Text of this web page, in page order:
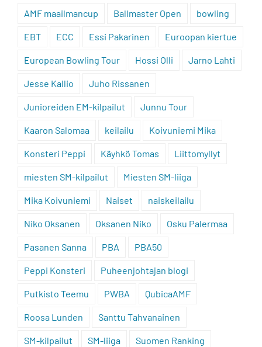
AMF maailmancup Ballmaster Open bowling
EBT ECC Essi Pakarinen Euroopan kiertue
European Bowling Tour Hossi Olli Jarno Lahti
Jesse Kallio Juho Rissanen
Junioreiden EM-kilpailut Junnu Tour
Kaaron Salomaa keilailu Koivuniemi Mika
Konsteri Peppi Käyhkö Tomas Liittomyllyt
miesten SM-kilpailut Miesten SM-liiga
Mika Koivuniemi Naiset naiskeilailu
Niko Oksanen Oksanen Niko Osku Palermaa
Pasanen Sanna PBA PBA50
Peppi Konsteri Puheenjohtajan blogi
Putkisto Teemu PWBA QubicaAMF
Roosa Lunden Santtu Tahvanainen
SM-kilpailut SM-liiga Suomen Ranking